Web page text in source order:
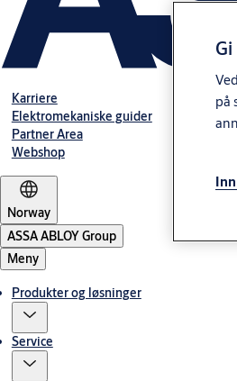
Karriere
Elektromekaniske guider
Partner Area
Webshop
Norway
ASSA ABLOY Group
Meny
Produkter og løsninger
Service
på